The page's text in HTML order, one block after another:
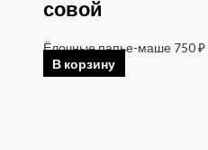
совой
Ёлочные папье-маше 750₽
В корзину